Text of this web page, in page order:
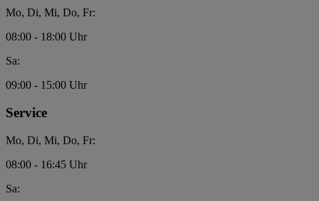
Mo, Di, Mi, Do, Fr:
08:00 - 18:00 Uhr
Sa:
09:00 - 15:00 Uhr
Service
Mo, Di, Mi, Do, Fr:
08:00 - 16:45 Uhr
Sa: